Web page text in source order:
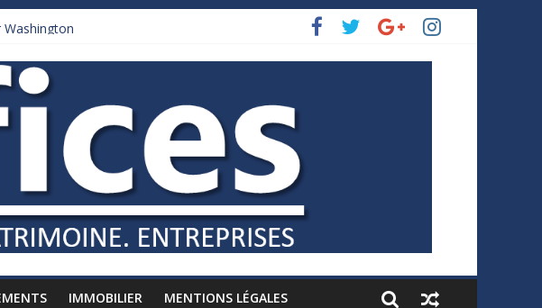
IMMOBILIER MENTIONS LÉGALES